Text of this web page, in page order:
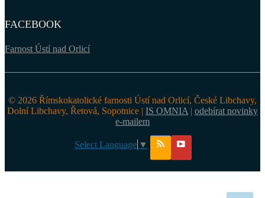
FACEBOOK
Farnost Ústí nad Orlicí
© 2026 Římskokatolické farnosti Ústí nad Orlicí, České Libchavy,
Dolní Libchavy, Řetová, Sopotnice | IS OMNIA | odebírat novinky
e-mailem
Select Language ▼